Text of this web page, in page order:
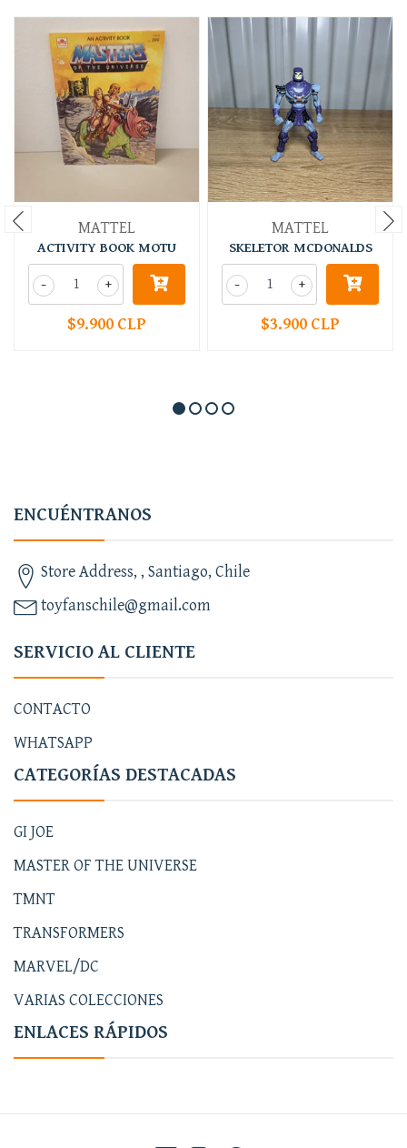
MATTEL
ACTIVITY BOOK MOTU
+
-
$9.900 CLP
MATTEL
SKELETOR MCDONALDS
+
-
$3.900 CLP
ENCUÉNTRANOS
Store Address, , Santiago, Chile
toyfanschile@gmail.com
SERVICIO AL CLIENTE
CONTACTO
WHATSAPP
CATEGORÍAS DESTACADAS
GI JOE
MASTER OF THE UNIVERSE
TMNT
TRANSFORMERS
MARVEL/DC
VARIAS COLECCIONES
ENLACES RÁPIDOS